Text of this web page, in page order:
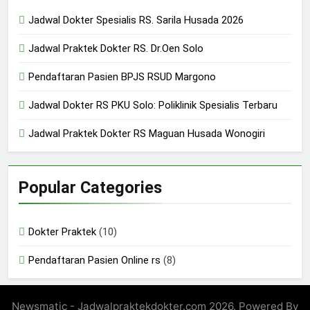
Jadwal Dokter Spesialis RS. Sarila Husada 2026
Jadwal Praktek Dokter RS. Dr.Oen Solo
Pendaftaran Pasien BPJS RSUD Margono
Jadwal Dokter RS PKU Solo: Poliklinik Spesialis Terbaru
Jadwal Praktek Dokter RS Maguan Husada Wonogiri
Popular Categories
Dokter Praktek (10)
Pendaftaran Pasien Online rs (8)
Newsmatic - Jadwalpraktekdokter.com 2026. Powered By